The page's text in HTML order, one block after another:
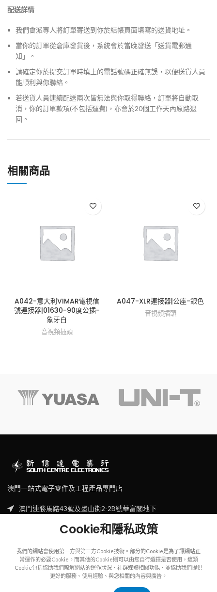
配送詳情
我們會派專人將訂單寄送到你於結帳頁面填寫的送貨地址。
當你的訂單從倉庫發貨後，系統會於當晚發送「送貨電郵通
知」。
請確定你於提交訂單時填上的電話號碼正確無誤，以便送貨人員
能順利與你聯絡。
若送貨人員連續配送兩次皆無法與你取得聯絡，訂單將自動取
消，你的訂單款項(不包括運費)，亦會於20個工作天內原路退
回。
相關商品
A042-意大利VIMAR電視信
號連接器|01630-90度公插-
象牙白
音視頻插頭
A047-XLR連接器|公座-銀色
音視頻插頭
澳門一站式電子零件及工程產品專門店
澳門連勝馬路43號及墨山街2-2B號華富閣地下
2023SOUTH CENTRE ELECTRIONCISAll rights reserved.
Cookie和隱私政策
我們的網站會使用第一方與第三方Cookie技術。部分的Cookie是為了讓網站正
常運作的必要Cookie。而其他的Cookie則可以由您自行選擇是否使用，這類
Cookie包括協助我們瞭解網站的運作狀況、社群媒體相關功能、並協助我們提供
更好的服務、使用經驗、與您相關的內容與廣告。